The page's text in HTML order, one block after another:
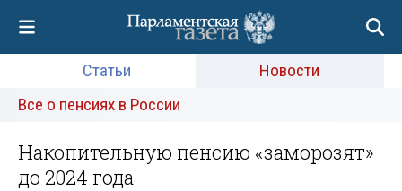
Статьи
Новости
Все о пенсиях в России
Накопительную пенсию «заморозят»
до 2024 года